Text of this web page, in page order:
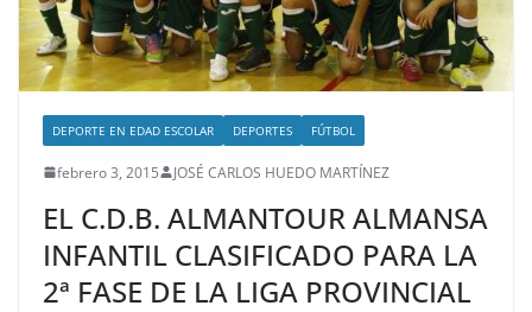
DEPORTE EN EDAD ESCOLAR DEPORTES FÚTBOL
febrero 3, 2015 JOSÉ CARLOS HUEDO MARTÍNEZ
EL C.D.B. ALMANTOUR ALMANSA
INFANTIL CLASIFICADO PARA LA
2ª FASE DE LA LIGA PROVINCIAL